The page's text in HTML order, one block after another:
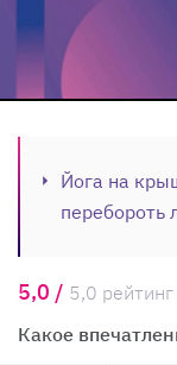
Йога на
перебороть
5,0 / 5,0 рейтинг
Какое